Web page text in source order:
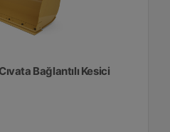
Bağlantılı Kesici